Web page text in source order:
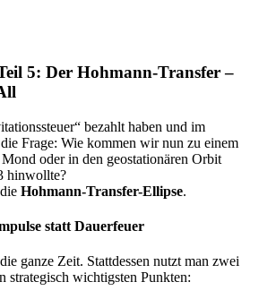
5: Der Hohmann-Transfer –
bezahlt haben und im
Frage: Wie kommen wir nun zu einem
oder in den geostationären Orbit
hinwollte?
Hohmann-Transfer-Ellipse.
statt Dauerfeuer
ganze Zeit. Stattdessen nutzt man zwei
strategisch wichtigsten Punkten: